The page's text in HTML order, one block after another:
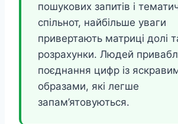
пошукових запитів і
спільнот, найбільше уваги
привертають матриці долі
розрахунки. Людей
поєднання цифр із
образами, які легше
запам’ятовуються.